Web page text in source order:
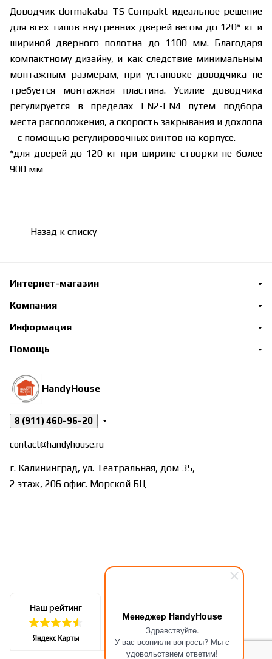
Менеджер HandyHouse
Здравствуйте.
У вас возникли вопросы? Мы с
удовольствием ответим!
Доводчик dormakaba TS Compakt идеальное решение
для всех типов внутренних дверей весом до 120* кг и
шириной дверного полотна до 1100 мм. Благодаря
компактному дизайну, и как следствие минимальным
монтажным размерам, при установке доводчика не
требуется монтажная пластина. Усилие доводчика
регулируется в пределах EN2-EN4 путем подбора
места расположения, а скорость закрывания и дохлопа
– с помощью регулировочных винтов на корпусе.
*для дверей до 120 кг при ширине створки не более
900 мм
Назад к списку
Интернет-магазин
Компания
Информация
Помощь
HandyHouse
8 (911) 460-96-20
contact@handyhouse.ru
г. Калининград, ул. Театральная, дом 35,
2 этаж, 206 офис. Морской БЦ